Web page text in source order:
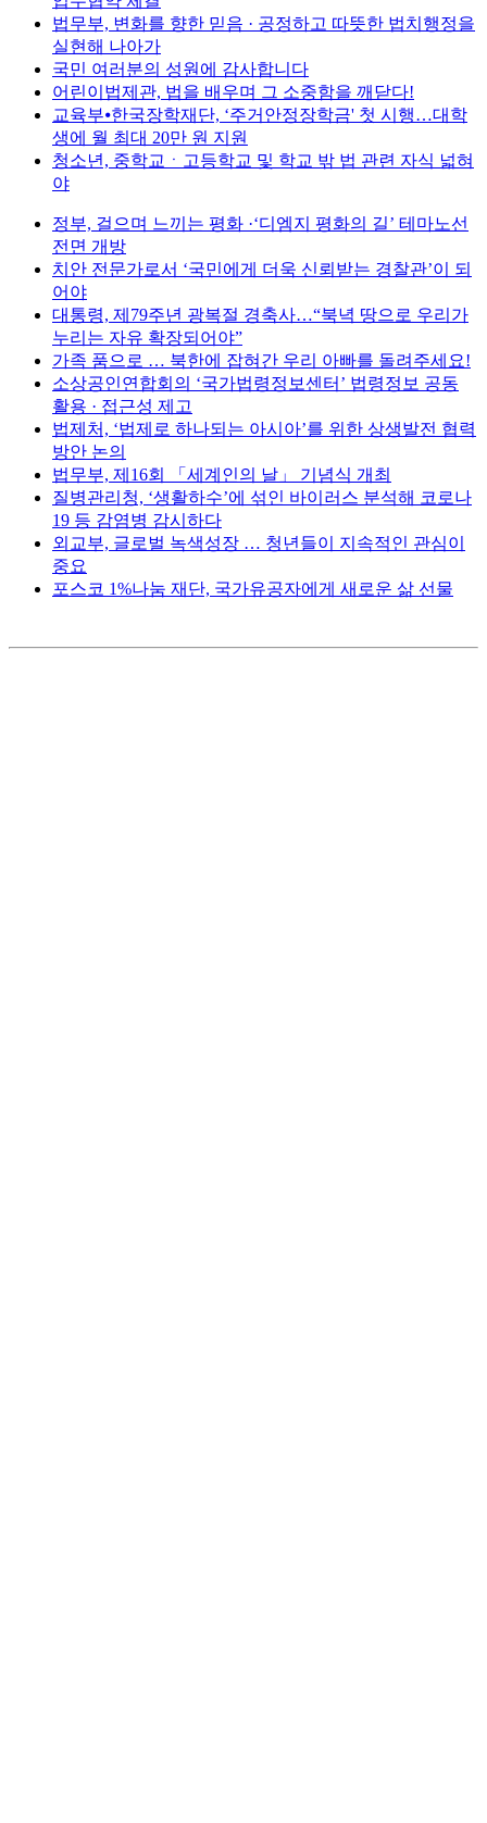
법무부, 변화를 향한 믿음 · 공정하고 따뜻한 법치행정을
실현해 나아가
국민 여러분의 성원에 감사합니다
어린이법제관, 법을 배우며 그 소중함을 깨닫다!
교육부⦁한국장학재단, ‘주거안정장학금' 첫 시행…대학
생에 월 최대 20만 원 지원
청소년, 중학교ㆍ고등학교 및 학교 밖 법 관련 자식 넓혀
야
정부, 걸으며 느끼는 평화 ·‘디엠지 평화의 길’ 테마노선
전면 개방
치안 전문가로서 ‘국민에게 더욱 신뢰받는 경찰관’이 되
어야
대통령, 제79주년 광복절 경축사…“북녁 땅으로 우리가
누리는 자유 확장되어야”
가족 품으로 … 북한에 잡혀간 우리 아빠를 돌려주세요!
소상공인연합회의 ‘국가법령정보센터’ 법령정보 공동
활용 · 접근성 제고
법제처, ‘법제로 하나되는 아시아’를 위한 상생발전 협력
방안 논의
법무부, 제16회 「세계인의 날」 기념식 개최
질병관리청, ‘생활하수’에 섞인 바이러스 분석해 코로나
19 등 감염병 감시하다
외교부, 글로벌 녹색성장 … 청년들이 지속적인 관심이
중요
포스코 1%나눔 재단, 국가유공자에게 새로운 삶 선물